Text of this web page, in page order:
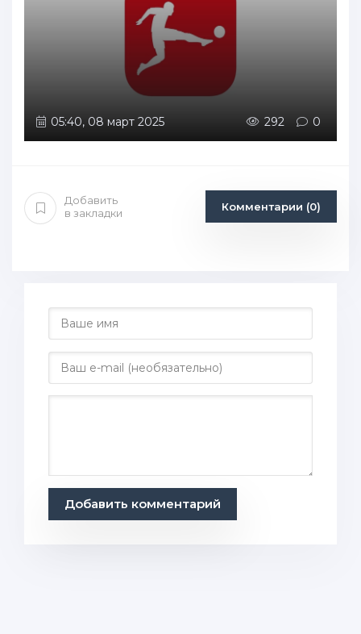
05:40, 08 март 2025 292 0
Добавить
в закладки
Комментарии (0)
Добавить комментарий